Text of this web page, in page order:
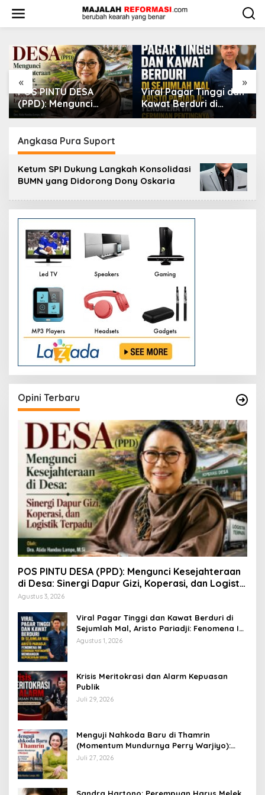
w
« »
Viral Pagar Tinggi dan
Kawat Berduri di
Sejumlah Mal, Aristo
Cerminan Pentingnya
Membangun
Kepercayaan Sosial
​Krisis Meritokrasi dan
Alarm Kepuasan Publik
Angkasa Pura Suport
Ketum SPI Dukung Langkah Konsolidasi
BUMN yang Didorong Dony Oskaria
Opini Terbaru
POS PINTU DESA (PPD): Mengunci Kesejahteraan
di Desa: Sinergi Dapur Gizi, Koperasi, dan Logistik
Terpadu
Agustus 3, 2026
Viral Pagar Tinggi dan Kawat Berduri di
Sejumlah Mal, Aristo Pariadji: Fenomena Ini
Cerminan Pentingnya Membangun
Agustus 1, 2026
​Krisis Meritokrasi dan Alarm Kepuasan
Publik
Juli 29, 2026
​Menguji Nahkoda Baru di Thamrin
(Momentum Mundurnya Perry Warjiyo):
Sinergi Kebijakan Moneter-Fiskal di Era
Juli 27, 2026
Sandra Hartono: Perempuan Harus Melek